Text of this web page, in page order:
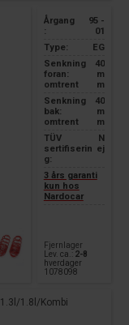
Årgang
:
95 -
01
Type:
EG
Senkning
foran:
omtrent
40
m
m
Senkning
bak:
omtrent
40
m
m
TÜV
sertifiserin
g:
N
ej
3 års garanti
kun hos
Nardocar
Fjernlager
Lev. ca.:
2-8
hverdager
1078098
1.3l/1.8l/Kombi